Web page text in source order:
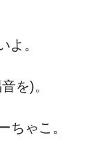
よ。
を)。
ちゃこ。